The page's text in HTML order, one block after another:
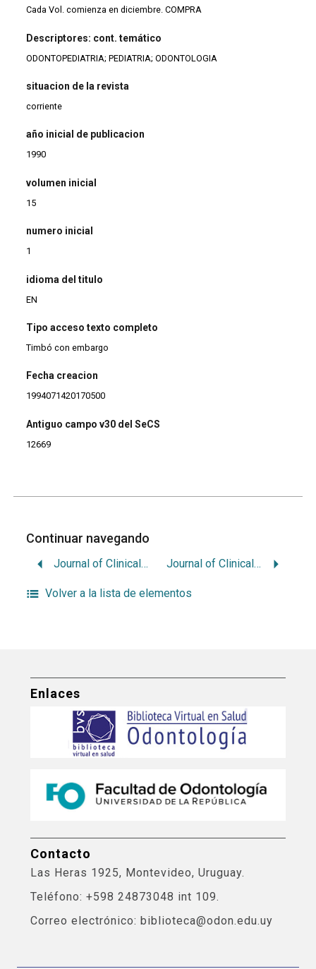
Cada Vol. comienza en diciembre. COMPRA
Descriptores: cont. temático
ODONTOPEDIATRIA; PEDIATRIA; ODONTOLOGIA
situacion de la revista
corriente
año inicial de publicacion
1990
volumen inicial
15
numero inicial
1
idioma del titulo
EN
Tipo acceso texto completo
Timbó con embargo
Fecha creacion
1994071420170500
Antiguo campo v30 del SeCS
12669
Continuar navegando
Journal of Clinical Orthodontics Journal of Clinical Periodontology
Volver a la lista de elementos
Enlaces
Contacto
Las Heras 1925, Montevideo, Uruguay.
Teléfono: +598 24873048 int 109.
Correo electrónico: biblioteca@odon.edu.uy